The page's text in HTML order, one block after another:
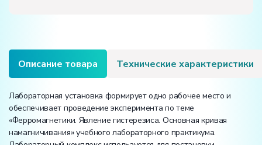
Описание товара Технические характеристики
Лабораторная установка формирует одно рабочее место и
обеспечивает проведение эксперимента по теме
«Ферромагнетики. Явление гистерезиса. Основная кривая
намагничивания» учебного лабораторного практикума.